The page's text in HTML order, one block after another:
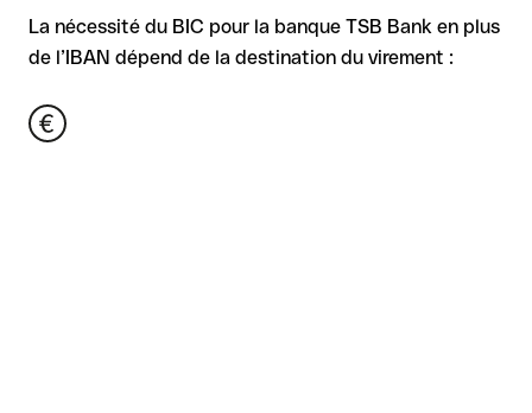
La nécessité du BIC pour la banque TSB Bank en plus
de l’IBAN dépend de la destination du virement :